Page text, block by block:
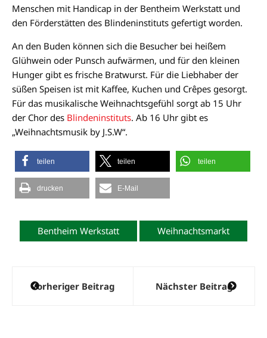
Menschen mit Handicap in der Bentheim Werkstatt und
den Förderstätten des Blindeninstituts gefertigt worden.
An den Buden können sich die Besucher bei heißem
Glühwein oder Punsch aufwärmen, und für den kleinen
Hunger gibt es frische Bratwurst. Für die Liebhaber der
süßen Speisen ist mit Kaffee, Kuchen und Crêpes gesorgt.
Für das musikalische Weihnachtsgefühl sorgt ab 15 Uhr
der Chor des Blindeninstituts. Ab 16 Uhr gibt es
„Weihnachtsmusik by J.S.W“.
teilen teilen teilen
drucken E-Mail
Bentheim Werkstatt Weihnachtsmarkt
Beitragsnavigation
Vorheriger Beitrag Nächster Beitrag